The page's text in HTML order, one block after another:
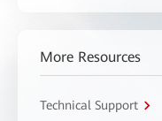
More Resources
Technical Support